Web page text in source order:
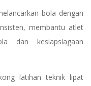
bola dengan
membantu atlet
dan kesiapsiagaan
latihan teknik lipat